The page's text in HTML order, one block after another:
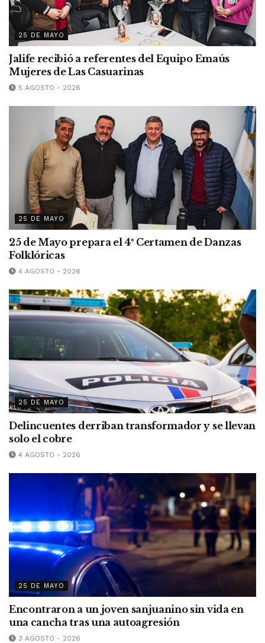
25 DE MAYO
Jalife recibió a referentes del Equipo Emaús
Mujeres de Las Casuarinas
5 AGOSTO - 2026
25 DE MAYO
25 de Mayo prepara el 4º Certamen de Danzas
Folklóricas
4 AGOSTO - 2026
25 DE MAYO
Delincuentes derriban transformador y se llevan
solo el cobre
4 AGOSTO - 2026
25 DE MAYO
Encontraron a un joven sanjuanino sin vida en
una cancha tras una autoagresión
3 AGOSTO - 2026